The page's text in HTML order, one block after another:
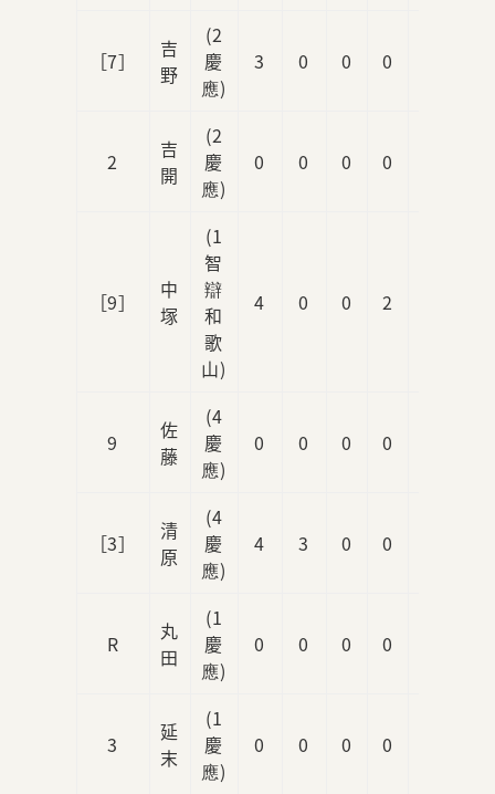
［7］
吉
野
(2
慶
應)
3 0 0 0
2
吉
開
(2
慶
應)
0 0 0 0
［9］
中
塚
(1
智
辯
和
歌
山)
4 0 0 2
9
佐
藤
(4
慶
應)
0 0 0 0
［3］
清
原
(4
慶
應)
4 3 0 0
R
丸
田
(1
慶
應)
0 0 0 0
3
延
末
(1
慶
應)
0 0 0 0